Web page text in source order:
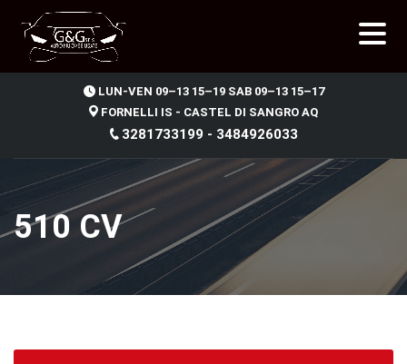
LUN-VEN 09–13 15–19 SAB 09–13 15–17
FORNELLI IS - CASTEL DI SANGRO AQ
3281733199 - 3484926033
510 CV